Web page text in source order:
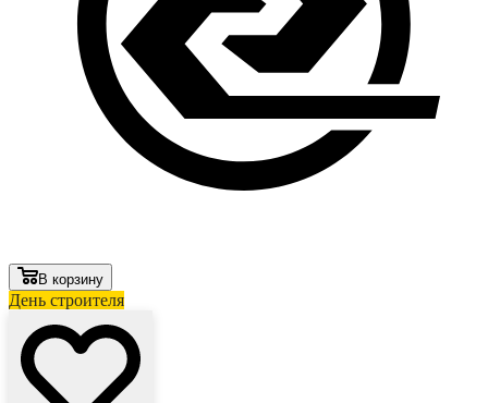
В корзину
День строителя